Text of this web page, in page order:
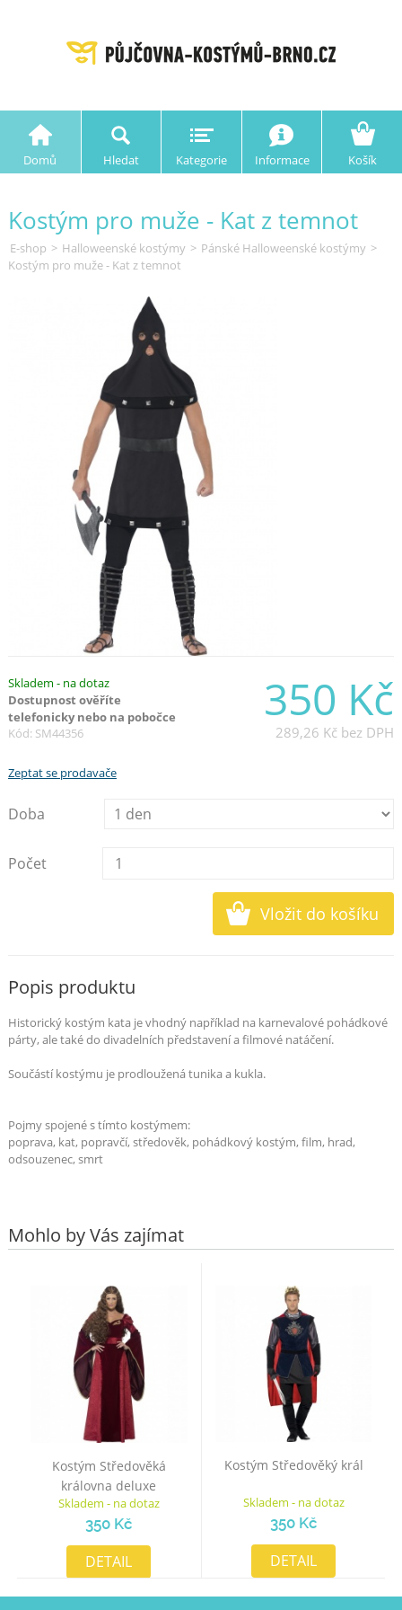
Domů Hledat Kategorie Informace Košík
Kostým pro muže - Kat z temnot
E-shop > Halloweenské kostýmy > Pánské Halloweenské kostýmy >
Kostým pro muže - Kat z temnot
350 Kč
289,26 Kč bez DPH
Skladem - na dotaz
Dostupnost ověříte
telefonicky nebo na pobočce
Kód: SM44356
Zeptat se prodavače
Doba
Počet
Popis produktu
Historický kostým kata je vhodný například na karnevalové pohádkové
párty, ale také do divadelních představení a filmové natáčení.
Součástí kostýmu je prodloužená tunika a kukla.
Pojmy spojené s tímto kostýmem:
poprava, kat, popravčí, středověk, pohádkový kostým, film, hrad,
odsouzenec, smrt
Mohlo by Vás zajímat
Kostým Středověká
královna deluxe
Skladem - na dotaz
350 Kč
DETAIL
Kostým Středověký král
Skladem - na dotaz
350 Kč
DETAIL